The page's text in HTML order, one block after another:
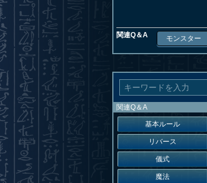
関連Q＆A モンスター
関連Q＆A
基本ルール
リバース
儀式
魔法